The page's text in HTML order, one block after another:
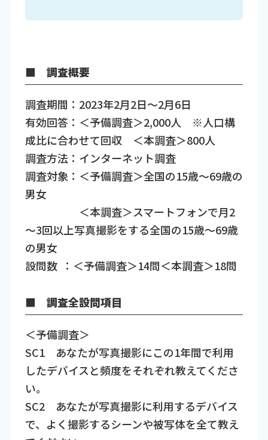
■ 調査概要
調査期間：2023年2月2日～2月6日
有効回答：＜予備調査＞2,000人 ※人口構
成比に合わせて回収 ＜本調査＞800人
調査方法：インターネット調査
調査対象：＜予備調査＞全国の15歳～69歳の
男女
＜本調査＞スマートフォンで月2
～3回以上写真撮影をする全国の15歳～69歳
の男女
設問数 ：＜予備調査＞14問＜本調査＞18問
■ 調査全設問項目
＜予備調査＞
SC1 あなたが写真撮影にこの1年間で利用
したデバイスと頻度をそれぞれ教えてくださ
い。
SC2 あなたが写真撮影に利用するデバイス
で、よく撮影するシーンや被写体を全て教え